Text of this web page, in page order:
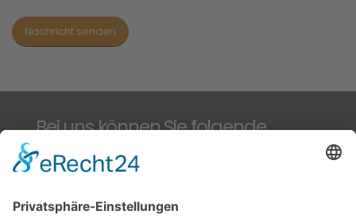
Nachricht senden
Bei uns können Sie folgende
ausgeschriebene Zucht- und
Jagdgebrauchshundeprüfungen
führen: